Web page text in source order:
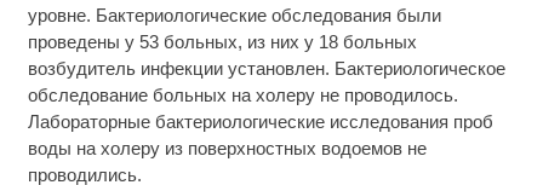
уровне. Бактериологические обследования были
проведены у 53 больных, из них у 18 больных
возбудитель инфекции установлен. Бактериологическое
обследование больных на холеру не проводилось.
Лабораторные бактериологические исследования проб
воды на холеру из поверхностных водоемов не
проводились.